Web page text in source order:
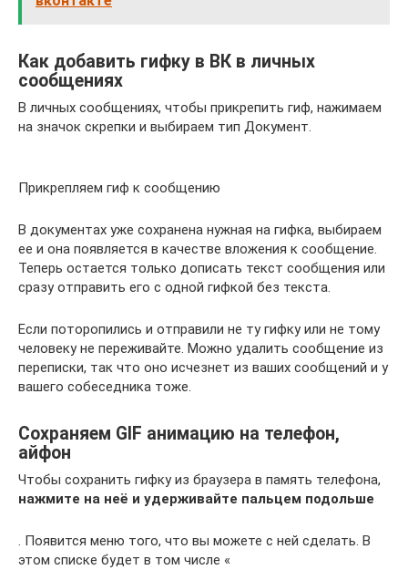
Как добавить гифку в ВК в личных
сообщениях
В личных сообщениях, чтобы прикрепить гиф, нажимаем
на значок скрепки и выбираем тип Документ.
Прикрепляем гиф к сообщению
В документах уже сохранена нужная на гифка, выбираем
ее и она появляется в качестве вложения к сообщение.
Теперь остается только дописать текст сообщения или
сразу отправить его с одной гифкой без текста.
Если поторопились и отправили не ту гифку или не тому
человеку не переживайте. Можно удалить сообщение из
переписки, так что оно исчезнет из ваших сообщений и у
вашего собеседника тоже.
Сохраняем GIF анимацию на телефон,
айфон
Чтобы сохранить гифку из браузера в память телефона,
нажмите на неё и удерживайте пальцем подольше
. Появится меню того, что вы можете с ней сделать. В
этом списке будет в том числе «